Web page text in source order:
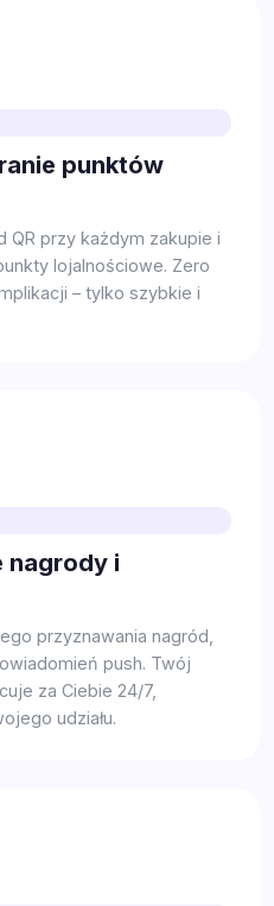
punktów
QR przy każdym zakupie i
lojalnościowe. Zero
– tylko szybkie i
nagrody i
przyznawania nagród,
push. Twój
za Ciebie 24/7,
udziału.